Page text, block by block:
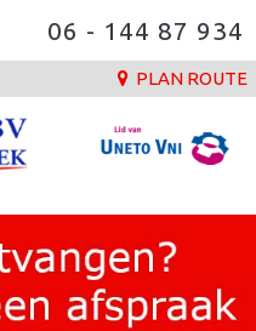
06 - 144 87 934
PLAN ROUTE